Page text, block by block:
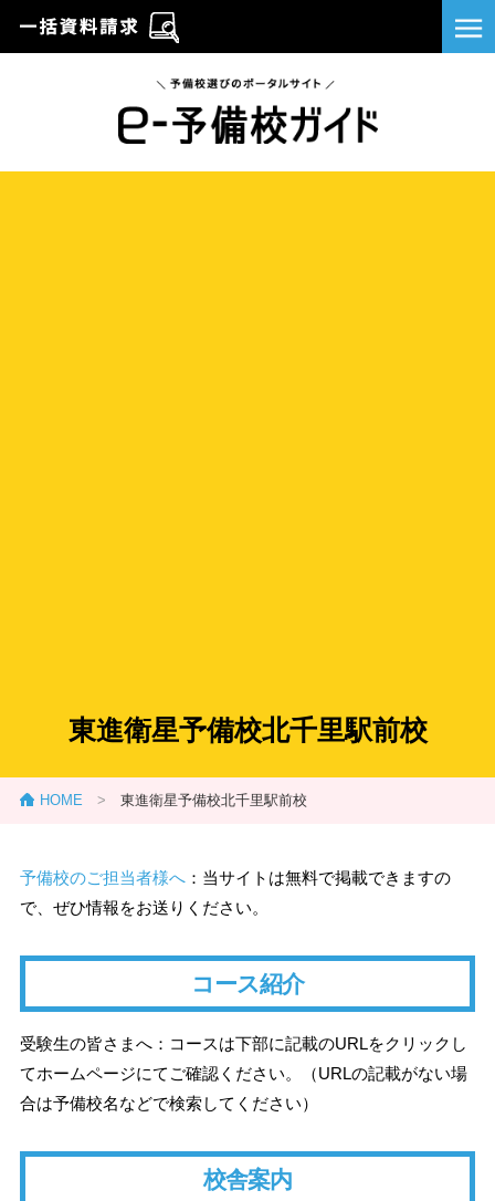
東進衛星予備校北千里駅前校
HOME > 東進衛星予備校北千里駅前校
予備校のご担当者様へ：当サイトは無料で掲載できますの
で、ぜひ情報をお送りください。
コース紹介
受験生の皆さまへ：コースは下部に記載のURLをクリックし
てホームページにてご確認ください。（URLの記載がない場
合は予備校名などで検索してください）
校舎案内